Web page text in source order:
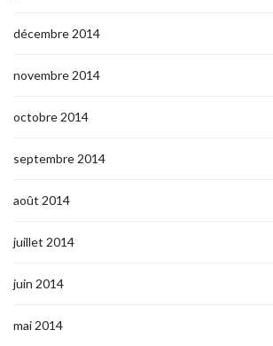
décembre 2014
novembre 2014
octobre 2014
septembre 2014
août 2014
juillet 2014
juin 2014
mai 2014